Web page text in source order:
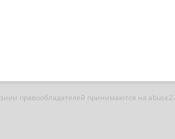
правообладателей принимаются на